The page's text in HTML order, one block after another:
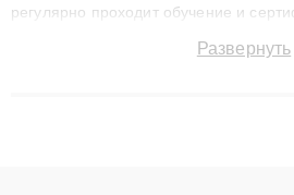
регулярно проходит обучение и
технику с сохранением гарантии до 3
Развернуть